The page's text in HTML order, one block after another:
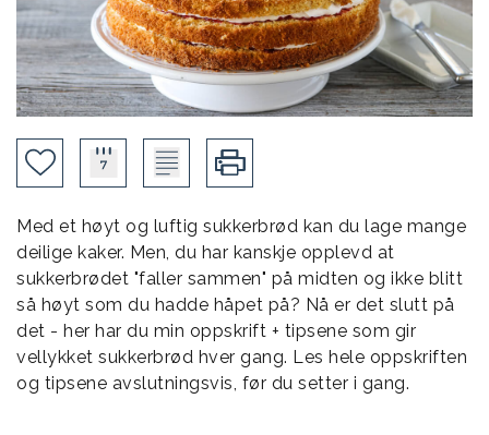
Med et høyt og luftig sukkerbrød kan du lage mange
deilige kaker. Men, du har kanskje opplevd at
sukkerbrødet "faller sammen" på midten og ikke blitt
så høyt som du hadde håpet på? Nå er det slutt på
det - her har du min oppskrift + tipsene som gir
vellykket sukkerbrød hver gang. Les hele oppskriften
og tipsene avslutningsvis, før du setter i gang.